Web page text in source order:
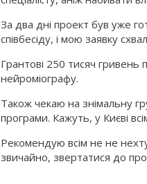
За два дні проект був уже
співбесіду, і мою заявку
Грантові 250 тисяч
нейроміографу.
Також чекаю на знімальну
програми. Кажуть, у Києві
Рекомендую всім не не
звичайно, звертатися до